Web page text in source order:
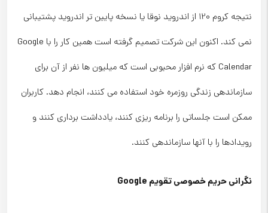
نتیجه کروم 120 از اندروید نوقا یا نسخه پایین تر اندروید پشتیبانی
نمی کند. اکنون این شرکت تصمیم گرفته است همین کار را با Google
Calendar که نرم افزار محبوبی است که میلیون ها نفر از آن برای
سازماندهی زندگی روزمره خود استفاده می کنند، انجام دهد. کاربران
ممکن است جلساتی را برنامه ریزی کنند، یادداشت برداری کنند و
رویدادها را با آنها سازماندهی کنند.
نگرانی حریم خصوصی تقویم Google